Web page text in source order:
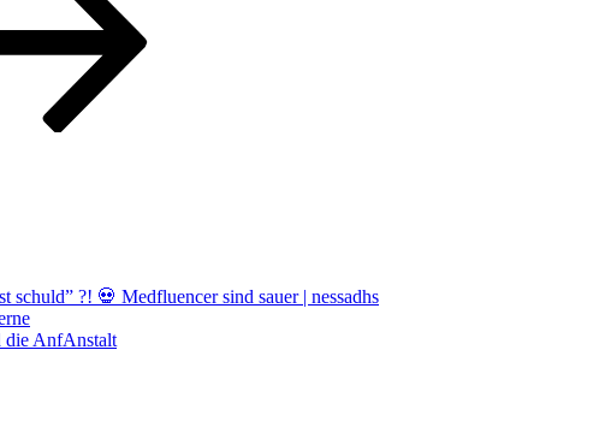
?! 💀 Medfluencer sind sauer | nessadhs
die AnfAnstalt